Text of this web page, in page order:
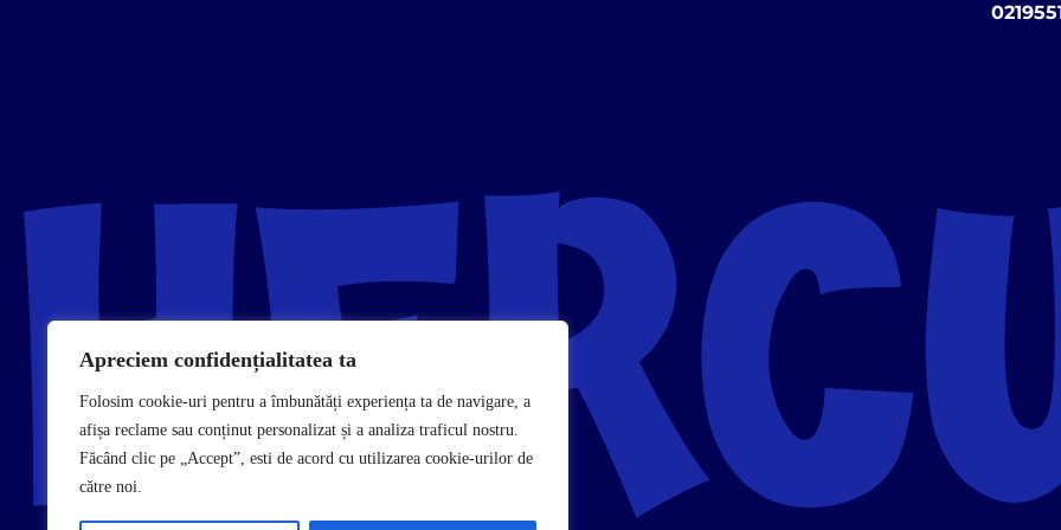
Apreciem confidențialitatea ta
Folosim cookie-uri pentru a îmbunătăți experiența ta de navigare, a
afișa reclame sau conținut personalizat și a analiza traficul nostru.
Făcând clic pe „Accept”, esti de acord cu utilizarea cookie-urilor de
către noi.